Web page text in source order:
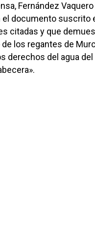
Fernández
documento suscrito
citadas y que
los regantes de
derechos del agua del